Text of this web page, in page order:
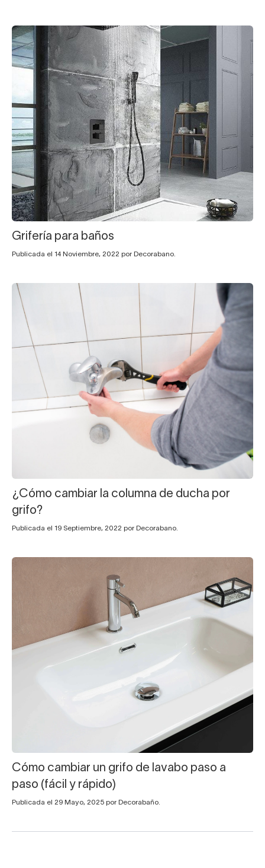
Grifería para baños
Publicada el 14 Noviembre, 2022 por Decorabano.
¿Cómo cambiar la columna de ducha por
grifo?
Publicada el 19 Septiembre, 2022 por Decorabano.
Cómo cambiar un grifo de lavabo paso a
paso (fácil y rápido)
Publicada el 29 Mayo, 2025 por Decorabaño.